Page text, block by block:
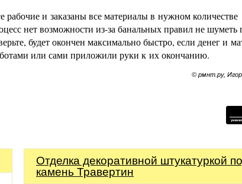
и заказаны все материалы в нужном количестве
нет возможности из-за банальных правил не шуметь
будет окончен максимально быстро, если денег и
или сами приложили руки к их окончанию.
© рмнт.ру,
Отделка декоративной штукатуркой
камень Травертин